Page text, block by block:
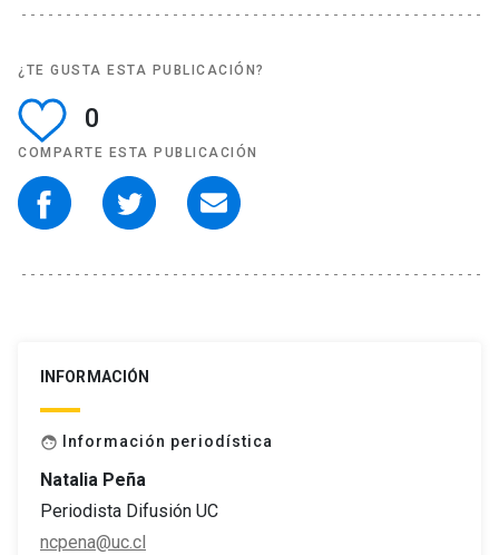
¿TE GUSTA ESTA PUBLICACIÓN?
0
COMPARTE ESTA PUBLICACIÓN
INFORMACIÓN
face Información periodística
Natalia Peña
Periodista Difusión UC
ncpena@uc.cl